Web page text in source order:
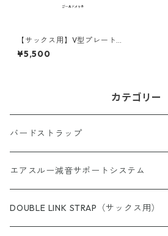
【サックス用】V型プレート・
スタンダード：メッキ仕上げ
（ゴールド）
¥5,500
カテゴリー
バードストラップ
サックス用
完成品（すべての商品）
ショルダー（サックス／ファゴット用）
エアスルー減音サポートシステム
エアスルー・リード
DOUBLE LINK STRAP（サックス用）